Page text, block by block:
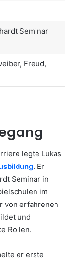
Seminar
Freud,
legte Lukas
. Er
Seminar in
im
von erfahrenen
und
Rollen.
er erste